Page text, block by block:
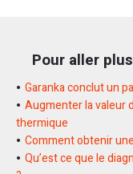
Pour aller
Garanka conclut un
Augmenter la valeur
thermique
Comment obtenir
Qu’est ce que le